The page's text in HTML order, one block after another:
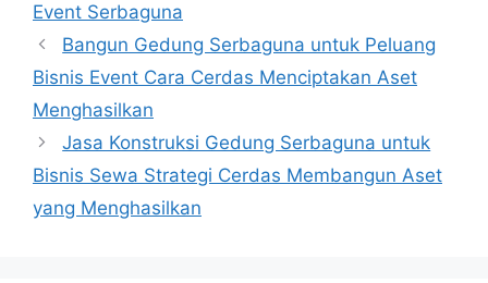
a
m
e
Event Serbaguna
Bangun Gedung Serbaguna untuk Peluang
Bisnis Event Cara Cerdas Menciptakan Aset
Menghasilkan
Jasa Konstruksi Gedung Serbaguna untuk
Bisnis Sewa Strategi Cerdas Membangun Aset
yang Menghasilkan